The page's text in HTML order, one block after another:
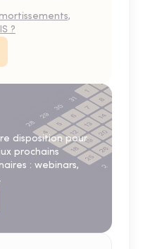
?
disposition pour
prochains
: webinars,